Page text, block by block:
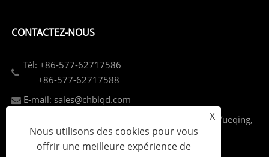
CONTACTEZ-NOUS
Tél: +86-577-62717586
+86-577-62717588
E-mail: sales@chblqd.com
Add: Zone industrielle de Heao, ville de Liushi, Yueqing,
Wenzhou, Zhejiang, Chine
X
Nous utilisons des cookies pour vous
offrir une meilleure expérience de